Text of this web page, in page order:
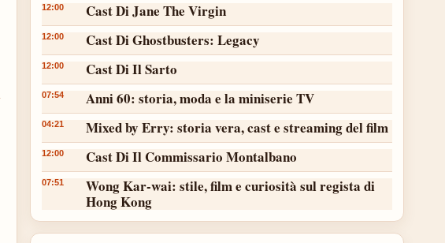
12:00 Cast Di Jane The Virgin
12:00 Cast Di Ghostbusters: Legacy
12:00 Cast Di Il Sarto
07:54 Anni 60: storia, moda e la miniserie TV
04:21 Mixed by Erry: storia vera, cast e streaming del film
12:00 Cast Di Il Commissario Montalbano
07:51
Wong Kar-wai: stile, film e curiosità sul regista di
Hong Kong